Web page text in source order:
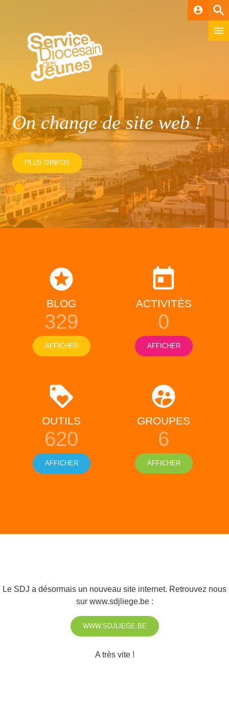
account_circle
On change de site web !
PLUS D'INFOS
BLOG
329
AFFICHER
ACTIVITÉS
0
AFFICHER
OUTILS
620
AFFICHER
GROUPES
6
AFFICHER
Le SDJ a désormais un nouveau site internet. Retrouvez nous
sur www.sdjliege.be:
WWW.SDJLIEGE.BE
A très vite !